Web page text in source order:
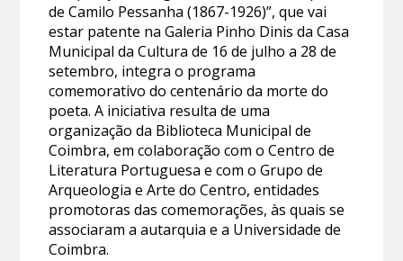
de Camilo Pessanha (1867-1926)”, que vai
estar patente na Galeria Pinho Dinis da Casa
Municipal da Cultura de 16 de julho a 28 de
setembro, integra o programa
comemorativo do centenário da morte do
poeta. A iniciativa resulta de uma
organização da Biblioteca Municipal de
Coimbra, em colaboração com o Centro de
Literatura Portuguesa e com o Grupo de
Arqueologia e Arte do Centro, entidades
promotoras das comemorações, às quais se
associaram a autarquia e a Universidade de
Coimbra.